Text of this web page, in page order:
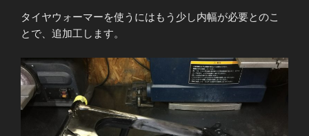
ス
イ
グ
ア
ー
ム”
タイヤウォーマーを使うにはもう少し内幅が必要とのこ
とで、追加工します。